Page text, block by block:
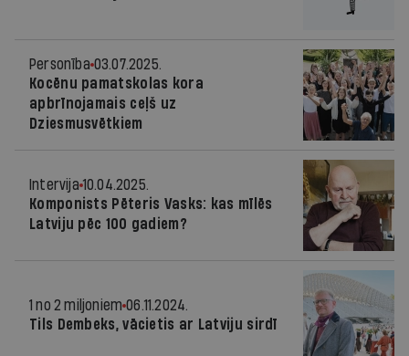
Personība 03.07.2025.
Kocēnu pamatskolas kora
apbrīnojamais ceļš uz
Dziesmusvētkiem
Intervija 10.04.2025.
Komponists Pēteris Vasks: kas mīlēs
Latviju pēc 100 gadiem?
1 no 2 miljoniem 06.11.2024.
Tils Dembeks, vācietis ar Latviju sirdī